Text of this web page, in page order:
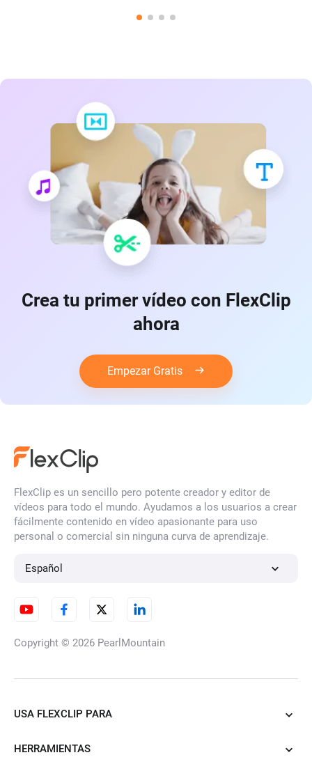
Crea tu primer vídeo con FlexClip
ahora
Empezar Gratis
FlexClip es un sencillo pero potente creador y editor de
vídeos para todo el mundo. Ayudamos a los usuarios a crear
fácilmente contenido en vídeo apasionante para uso
personal o comercial sin ninguna curva de aprendizaje.
Español
Copyright © 2026 PearlMountain
USA FLEXCLIP PARA
HERRAMIENTAS